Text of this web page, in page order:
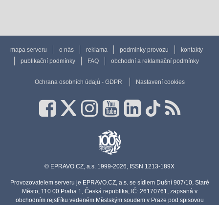
mapa serveru o nás reklama podmínky provozu
kontakty
publikační podmínky
FAQ obchodní a reklamační podmínky
Ochrana osobních údajů - GDPR Nastavení cookies
© EPRAVO.CZ, a.s. 1999-2026, ISSN 1213-189X
Provozovatelem serveru je EPRAVO.CZ, a.s. se sídlem Dušní 907/10, Staré
Město, 110 00 Praha 1, Česká republika, IČ: 26170761, zapsaná v
obchodním rejstříku vedeném Městským soudem v Praze pod spisovou